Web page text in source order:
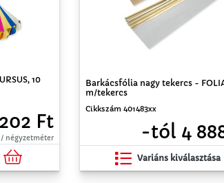
10
Ft
/ négyzetméter
Barkácsfólia nagy tekercs -
m/tekercs
Cikkszám 401483xx
-tól 4
Variáns kiválasztása